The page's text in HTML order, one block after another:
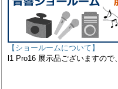
【ショールームについて】
l1 Pro16 展示品ございますの